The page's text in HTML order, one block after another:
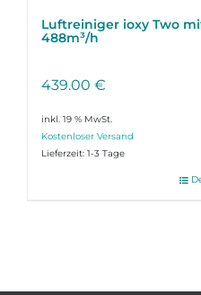
Luftreiniger ioxy Two
488m³/h
439.00 €
inkl. 19 % MwSt.
Lieferzeit: 1-3 Tage